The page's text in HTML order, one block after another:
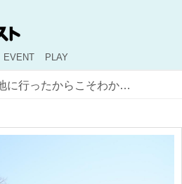
EVENT PLAY
現地に行ったからこそわかるシニアツアーの魅力。ビックリするほどの「選手との距離感の近さ」、間近で見る「レジェンドたちの技術」……“プロゴルフ好きの楽園”がそこにあった!?